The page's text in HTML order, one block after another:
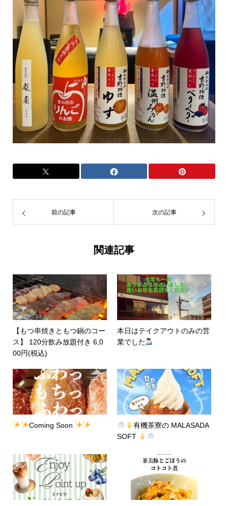
前の記事 次の記事
関連記事
【もつ串焼きともつ鍋のコー
ス】 120分飲み放題付き 6,0
00円(税込)
本日はテイクアウトのみの営
業でした
Coming Soon
有機茶寮の MALASADA
SOFT